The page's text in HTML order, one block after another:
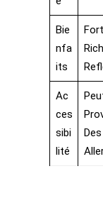
Bie
Nfa
Its
Ac
Ces
Sibi
Lité
Des